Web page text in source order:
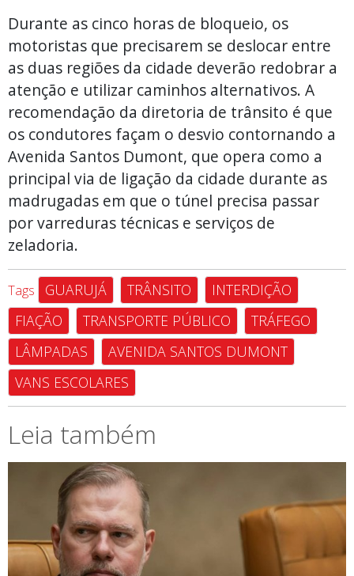
Durante as cinco horas de bloqueio, os
motoristas que precisarem se deslocar entre
as duas regiões da cidade deverão redobrar a
atenção e utilizar caminhos alternativos. A
recomendação da diretoria de trânsito é que
os condutores façam o desvio contornando a
Avenida Santos Dumont, que opera como a
principal via de ligação da cidade durante as
madrugadas em que o túnel precisa passar
por varreduras técnicas e serviços de
zeladoria.
Tags GUARUJÁ TRÂNSITO
INTERDIÇÃO
FIAÇÃO
TRANSPORTE PÚBLICO
TRÁFEGO
LÂMPADAS
AVENIDA SANTOS DUMONT
VANS ESCOLARES
Leia também